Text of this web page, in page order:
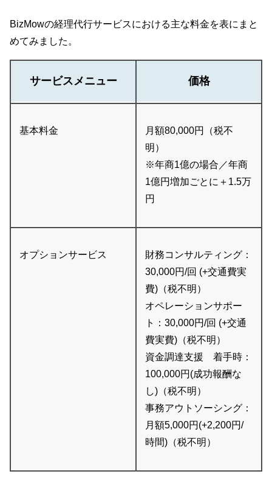
BizMowの経理代行サービスにおける主な料金を表にまと
めてみました。
サービスメニュー 価格
基本料金
月額80,000円（税不
明）
※年商1億の場合／年商
1億円増加ごとに＋1.5万
円
オプションサービス
財務コンサルティング：
30,000円/回 (+交通費実
費)（税不明）
オペレーションサポー
ト：30,000円/回 (+交通
費実費)（税不明）
資金調達支援 着手時：
100,000円(成功報酬な
し)（税不明）
事務アウトソーシング：
月額5,000円(+2,200円/
時間)（税不明）